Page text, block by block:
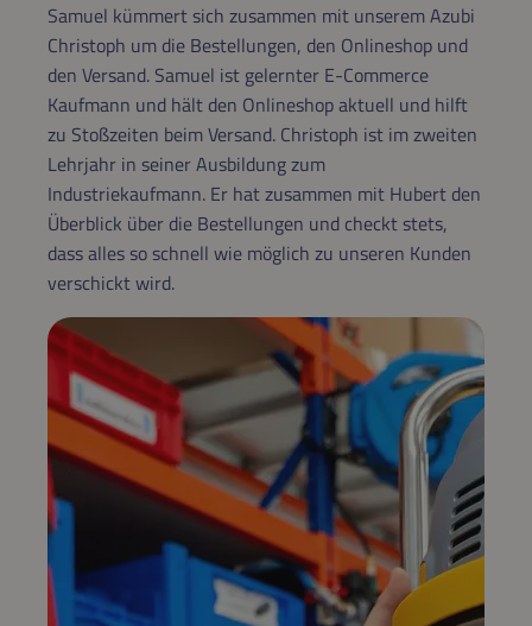
Samuel kümmert sich zusammen mit unserem Azubi
Christoph um die Bestellungen, den Onlineshop und
den Versand. Samuel ist gelernter E-Commerce
Kaufmann und hält den Onlineshop aktuell und hilft
zu Stoßzeiten beim Versand. Christoph ist im zweiten
Lehrjahr in seiner Ausbildung zum
Industriekaufmann. Er hat zusammen mit Hubert den
Überblick über die Bestellungen und checkt stets,
dass alles so schnell wie möglich zu unseren Kunden
verschickt wird.